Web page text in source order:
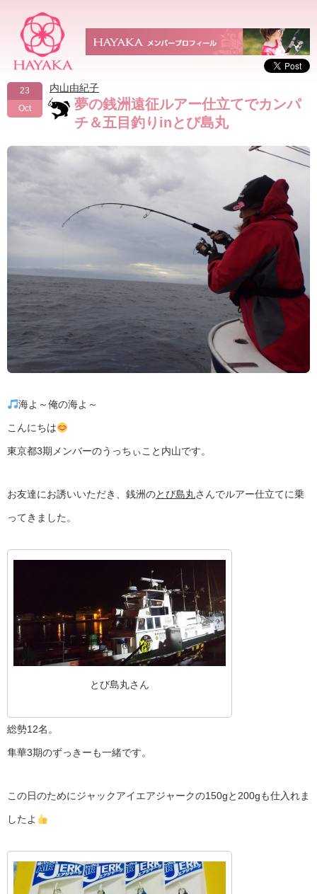
23
Oct
内山由紀子
夢の銭洲遠征ルアー仕立てでカンパ
チ＆五目釣りinとび島丸
海よ～俺の海よ～
こんにちは
東京都3期メンバーのうっちぃこと内山です。
お友達にお誘いいただき、銭洲のとび島丸さんでルアー仕立てに乗
ってきました。
とび島丸さん
総勢12名。
隼華3期のずっきーも一緒です。
この日のためにジャックアイエアジャークの150gと200gも仕入れま
したよ